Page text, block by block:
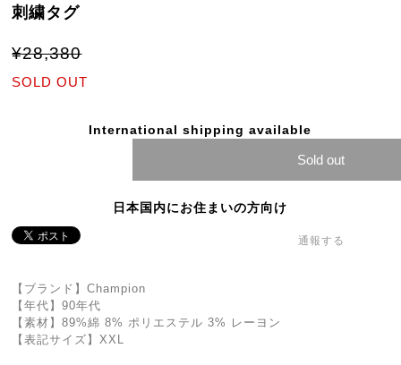
刺繍タグ
¥28,380
SOLD OUT
International shipping available
Sold out
日本国内にお住まいの方向け
通報する
【ブランド】Champion
【年代】90年代
【素材】89%綿 8% ポリエステル 3% レーヨン
【表記サイズ】XXL